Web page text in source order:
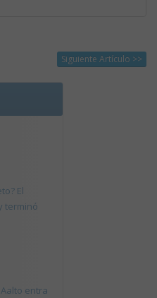
Siguiente Artículo >>
El
terminó
entra